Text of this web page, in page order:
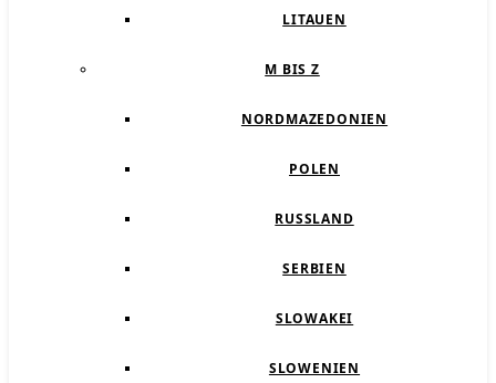
LITAUEN
M BIS Z
NORDMAZEDONIEN
POLEN
RUSSLAND
SERBIEN
SLOWAKEI
SLOWENIEN